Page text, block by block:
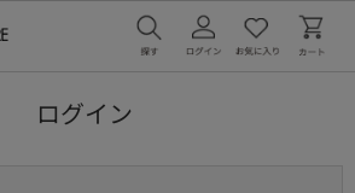
ログイン